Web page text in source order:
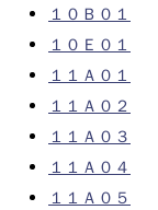
１０Ｂ０１
１０Ｅ０１
１１Ａ０１
１１Ａ０２
１１Ａ０３
１１Ａ０４
１１Ａ０５